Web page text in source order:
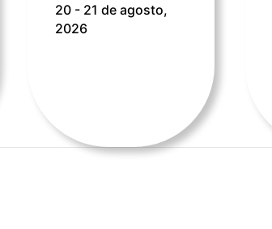
20 - 21 de agosto,
2026